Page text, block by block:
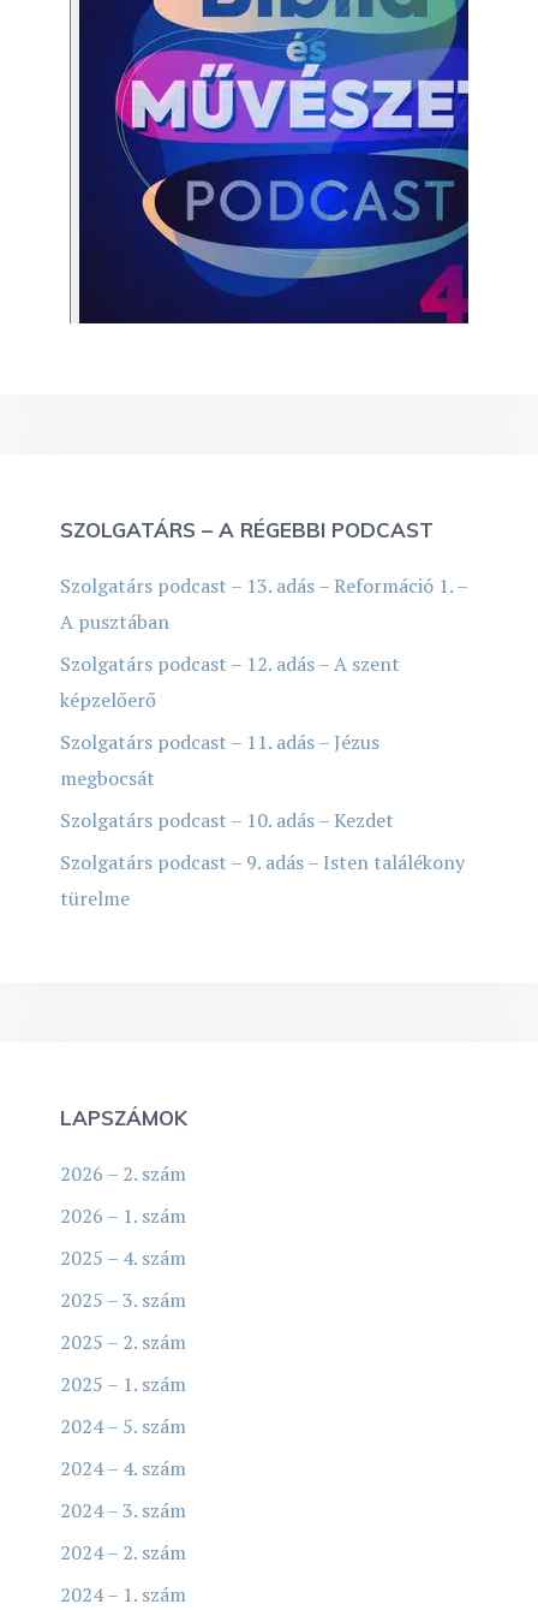
SZOLGATÁRS – A RÉGEBBI PODCAST
Szolgatárs podcast – 13. adás – Reformáció 1. –
A pusztában
Szolgatárs podcast – 12. adás – A szent
képzelőerő
Szolgatárs podcast – 11. adás – Jézus
megbocsát
Szolgatárs podcast – 10. adás – Kezdet
Szolgatárs podcast – 9. adás – Isten találékony
türelme
LAPSZÁMOK
2026 – 2. szám
2026 – 1. szám
2025 – 4. szám
2025 – 3. szám
2025 – 2. szám
2025 – 1. szám
2024 – 5. szám
2024 – 4. szám
2024 – 3. szám
2024 – 2. szám
2024 – 1. szám